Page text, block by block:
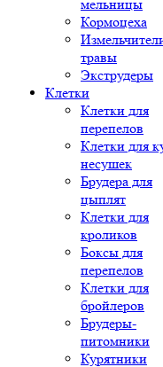
мельницы
Кормоцеха
травы
Экструдеры
Клетки
Клетки для
перепелов
Клетки для
несушек
Брудера для
цыплят
Клетки для
кроликов
Боксы для
перепелов
Клетки для
бройлеров
Брудеры-
питомники
Курятники